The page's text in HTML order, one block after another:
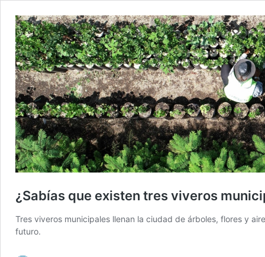
¿Sabías que existen tres viveros
Tres viveros municipales llenan la ciudad de árboles, flores y
futuro.